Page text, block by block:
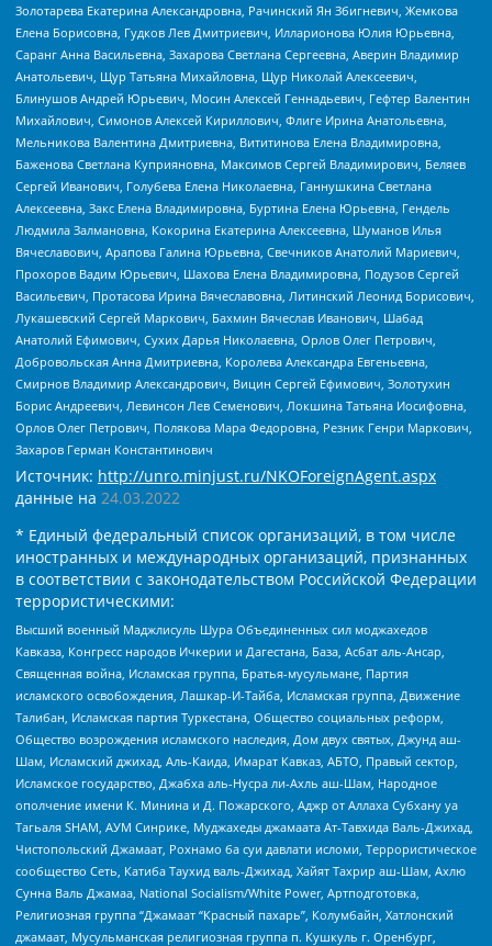
Золотарева Екатерина Александровна, Рачинский Ян Збигневич, Жемкова
Елена Борисовна, Гудков Лев Дмитриевич, Илларионова Юлия Юрьевна,
Саранг Анна Васильевна, Захарова Светлана Сергеевна, Аверин Владимир
Анатольевич, Щур Татьяна Михайловна, Щур Николай Алексеевич,
Блинушов Андрей Юрьевич, Мосин Алексей Геннадьевич, Гефтер Валентин
Михайлович, Симонов Алексей Кириллович, Флиге Ирина Анатольевна,
Мельникова Валентина Дмитриевна, Вититинова Елена Владимировна,
Баженова Светлана Куприяновна, Максимов Сергей Владимирович, Беляев
Сергей Иванович, Голубева Елена Николаевна, Ганнушкина Светлана
Алексеевна, Закс Елена Владимировна, Буртина Елена Юрьевна, Гендель
Людмила Залмановна, Кокорина Екатерина Алексеевна, Шуманов Илья
Вячеславович, Арапова Галина Юрьевна, Свечников Анатолий Мариевич,
Прохоров Вадим Юрьевич, Шахова Елена Владимировна, Подузов Сергей
Васильевич, Протасова Ирина Вячеславовна, Литинский Леонид Борисович,
Лукашевский Сергей Маркович, Бахмин Вячеслав Иванович, Шабад
Анатолий Ефимович, Сухих Дарья Николаевна, Орлов Олег Петрович,
Добровольская Анна Дмитриевна, Королева Александра Евгеньевна,
Смирнов Владимир Александрович, Вицин Сергей Ефимович, Золотухин
Борис Андреевич, Левинсон Лев Семенович, Локшина Татьяна Иосифовна,
Орлов Олег Петрович, Полякова Мара Федоровна, Резник Генри Маркович,
Захаров Герман Константинович
Источник: http://unro.minjust.ru/NKOForeignAgent.aspx
данные на 24.03.2022
* Единый федеральный список организаций, в том числе
иностранных и международных организаций, признанных
в соответствии с законодательством Российской Федерации
террористическими:
Высший военный Маджлисуль Шура Объединенных сил моджахедов
Кавказа, Конгресс народов Ичкерии и Дагестана, База, Асбат аль-Ансар,
Священная война, Исламская группа, Братья-мусульмане, Партия
исламского освобождения, Лашкар-И-Тайба, Исламская группа, Движение
Талибан, Исламская партия Туркестана, Общество социальных реформ,
Общество возрождения исламского наследия, Дом двух святых, Джунд аш-
Шам, Исламский джихад, Аль-Каида, Имарат Кавказ, АБТО, Правый сектор,
Исламское государство, Джабха аль-Нусра ли-Ахль аш-Шам, Народное
ополчение имени К. Минина и Д. Пожарского, Аджр от Аллаха Субхану уа
Тагьаля SHAM, АУМ Синрике, Муджахеды джамаата Ат-Тавхида Валь-Джихад,
Чистопольский Джамаат, Рохнамо ба суи давлати исломи, Террористическое
сообщество Сеть, Катиба Таухид валь-Джихад, Хайят Тахрир аш-Шам, Ахлю
Сунна Валь Джамаа, National Socialism/White Power, Артподготовка,
Религиозная группа “Джамаат “Красный пахарь”, Колумбайн, Хатлонский
джамаат, Мусульманская религиозная группа п. Кушкуль г. Оренбург,